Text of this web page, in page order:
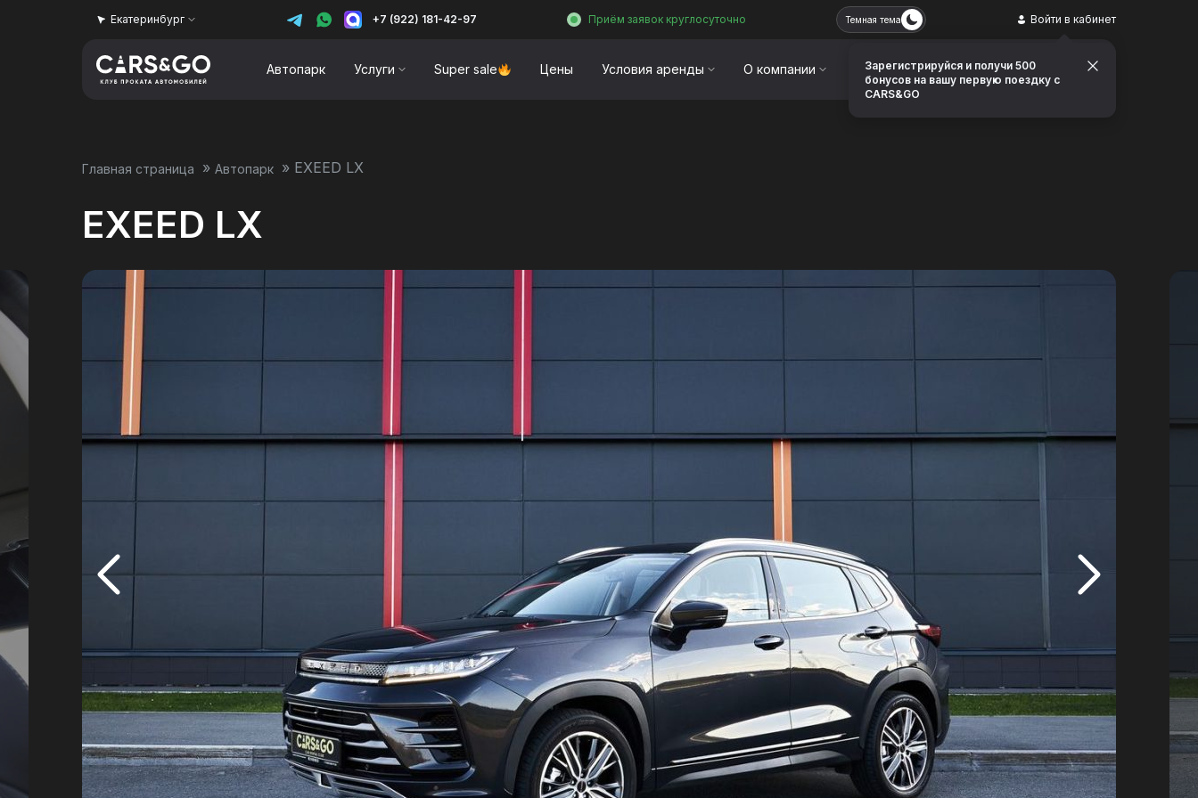
Автопарк Услуги Super sale Цены Условия аренды О компании Контакты Заказать звонок
Екатеринбург +7 (922) 181-42-97 Приём заявок круглосуточно Темная тема Войти в кабинет
Главная страница » Автопарк » EXEED LX
EXEED LX
Зарегистрируйся и получи 500
бонусов на вашу первую поездку с
CARS&GO